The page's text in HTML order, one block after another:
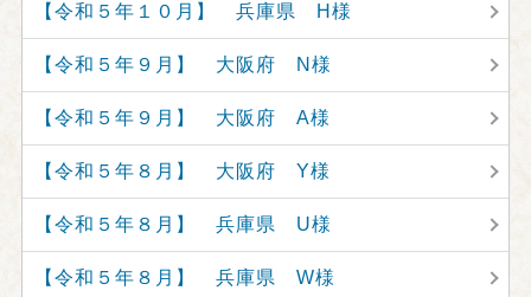
【令和５年１０月】 兵庫県 H様
【令和５年９月】 大阪府 N様
【令和５年９月】 大阪府 A様
【令和５年８月】 大阪府 Y様
【令和５年８月】 兵庫県 U様
【令和５年８月】 兵庫県 W様